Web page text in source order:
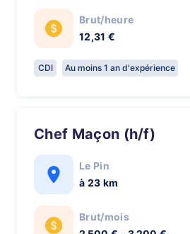
Brut/heure
12,31 €
CDI Au moins 1 an d'expérience
Chef Maçon (h/f)
Le Pin
à 23 km
Brut/mois